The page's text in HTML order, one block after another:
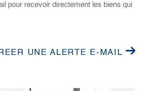
pour recevoir directement les biens qui
UNE ALERTE E-MAIL